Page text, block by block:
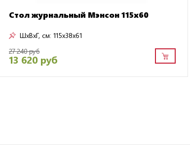
Стол журнальный Мэнсон 115х60
ШxВxГ, см: 115x38x61
27 240 руб
13 620 руб